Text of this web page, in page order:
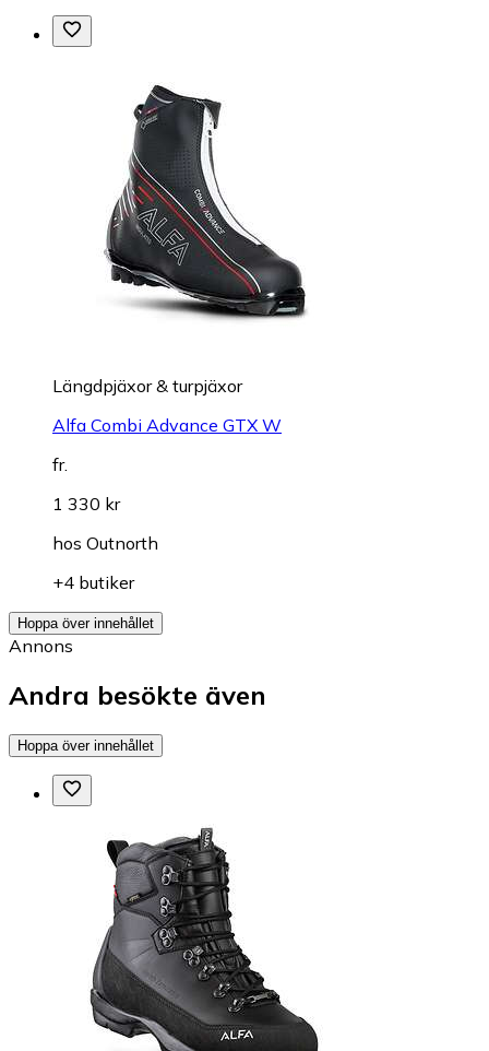
Längdpjäxor & turpjäxor
Alfa Combi Advance GTX W
fr.
1 330 kr
hos Outnorth
+4 butiker
Hoppa över innehållet
Annons
Andra besökte även
Hoppa över innehållet